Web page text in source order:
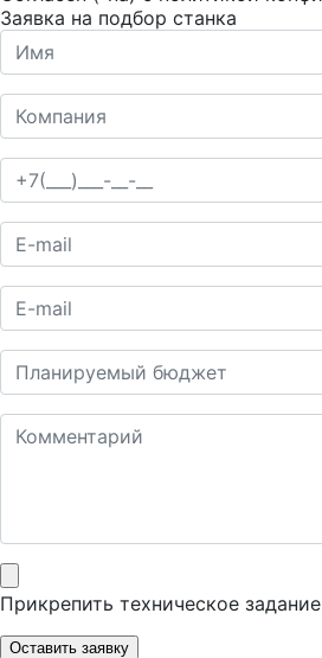
Заявка на подбор станка
Прикрепить техническое задание
Оставить заявку